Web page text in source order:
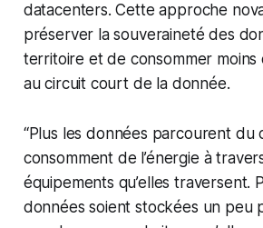
datacenters. Cette approche
préserver la souveraineté des
territoire et de consommer moins
au circuit court de la donnée.
“Plus les données parcourent du
consomment de l’énergie à
équipements qu’elles traversent.
données soient stockées un peu